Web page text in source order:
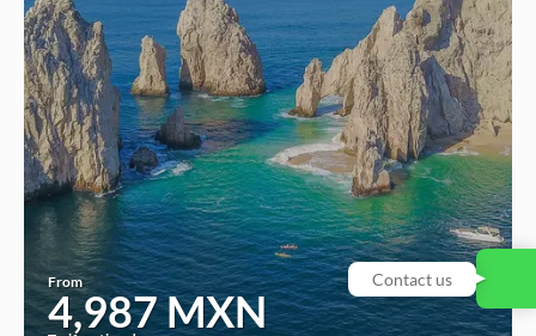
From
4,987 MXN